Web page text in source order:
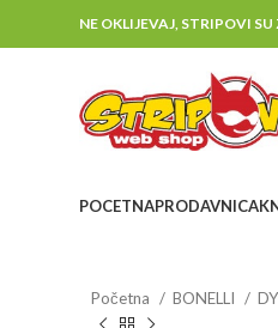
NE OKLIJEVAJ, STRIPOVI SU
POCETNAPRODAVNICA
Početna BONELLI